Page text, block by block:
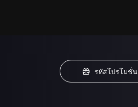
รหัสโปรโมชั่น